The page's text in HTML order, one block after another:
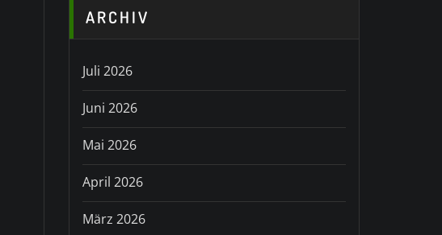
ARCHIV
Juli 2026
Juni 2026
Mai 2026
April 2026
März 2026